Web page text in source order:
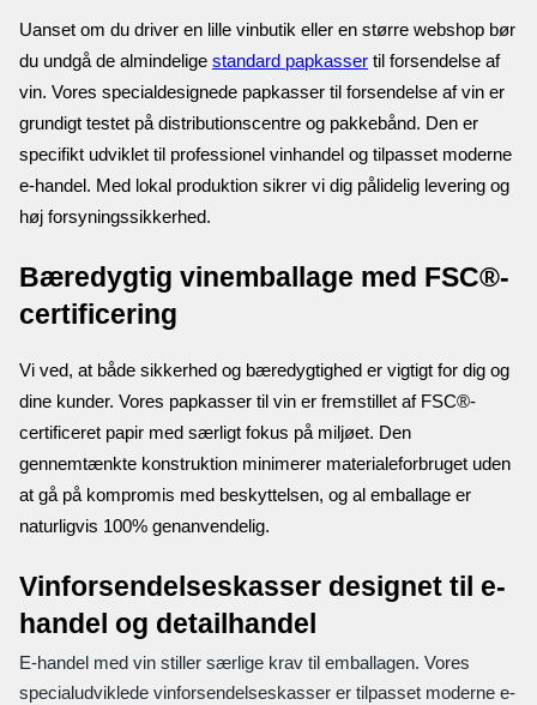
Uanset om du driver en lille vinbutik eller en større webshop bør
du undgå de almindelige standard papkasser til forsendelse af
vin. Vores specialdesignede papkasser til forsendelse af vin er
grundigt testet på distributionscentre og pakkebånd. Den er
specifikt udviklet til professionel vinhandel og tilpasset moderne
e-handel. Med lokal produktion sikrer vi dig pålidelig levering og
høj forsyningssikkerhed.
Bæredygtig vinemballage med FSC®-
certificering
Vi ved, at både sikkerhed og bæredygtighed er vigtigt for dig og
dine kunder. Vores papkasser til vin er fremstillet af FSC®-
certificeret papir med særligt fokus på miljøet. Den
gennemtænkte konstruktion minimerer materialeforbruget uden
at gå på kompromis med beskyttelsen, og al emballage er
naturligvis 100% genanvendelig.
Vinforsendelseskasser designet til e-
handel og detailhandel
E-handel med vin stiller særlige krav til emballagen. Vores
specialudviklede vinforsendelseskasser er tilpasset moderne e-